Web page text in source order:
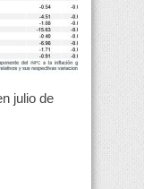
julio de